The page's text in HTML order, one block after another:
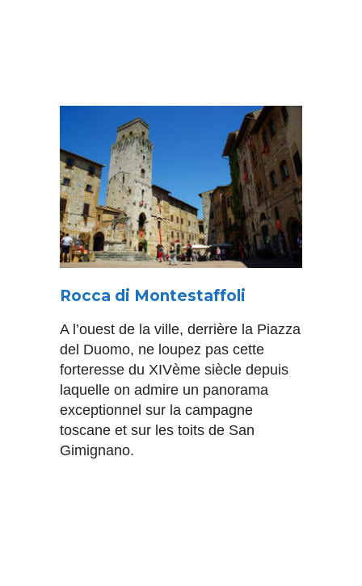
Rocca di Montestaffoli
A l’ouest de la ville, derrière la Piazza
del Duomo, ne loupez pas cette
forteresse du XIVème siècle depuis
laquelle on admire un panorama
exceptionnel sur la campagne
toscane et sur les toits de San
Gimignano.